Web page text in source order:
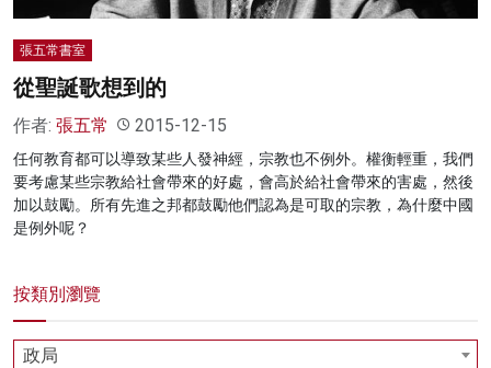
張五常書室
從聖誕歌想到的
作者: 張五常 2015-12-15
任何教育都可以導致某些人發神經，宗教也不例外。權衡輕重，我們
要考慮某些宗教給社會帶來的好處，會高於給社會帶來的害處，然後
加以鼓勵。所有先進之邦都鼓勵他們認為是可取的宗教，為什麼中國
是例外呢？
按類別瀏覽
政局